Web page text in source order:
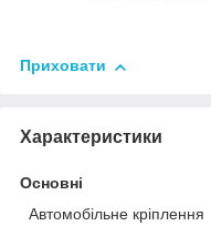
Приховати
Характеристики
Основні
Автомобільне кріплення